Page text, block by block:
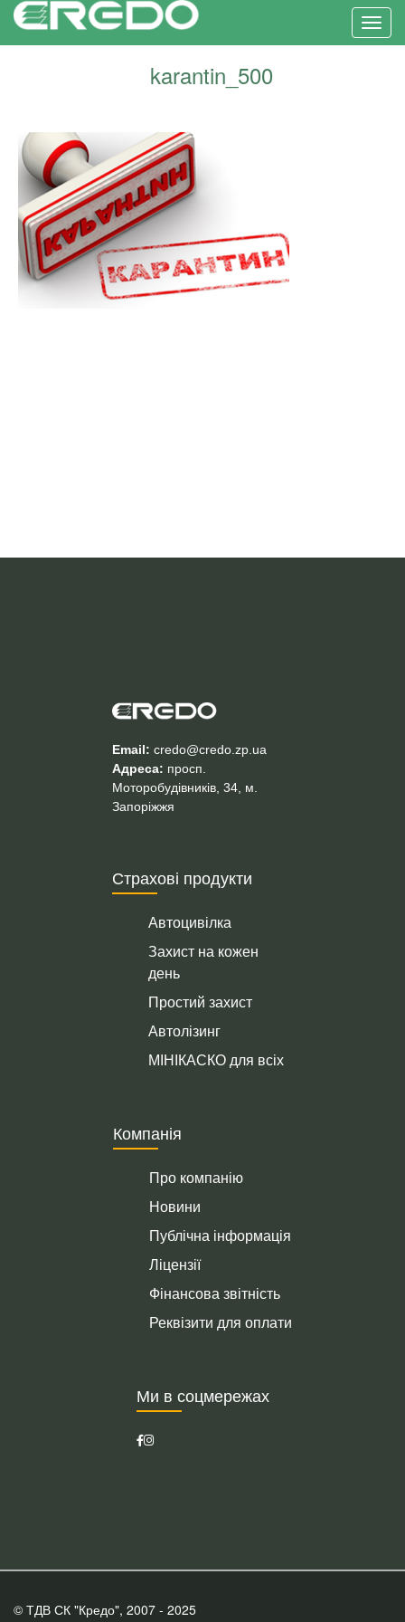
karantin_500
Email: credo@credo.zp.ua
Адреса: просп.
Моторобудівників, 34, м.
Запоріжжя
Страхові продукти
Автоцивілка
Захист на кожен
день
Простий захист
Автолізинг
МІНІКАСКО для всіх
Компанія
Про компанію
Новини
Публічна інформація
Ліцензії
Фінансова звітність
Реквізити для оплати
Ми в соцмережах
© ТДВ СК "Кредо", 2007 - 2025